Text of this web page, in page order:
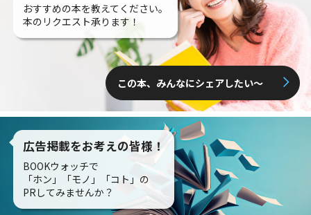
おすすめの本を教えてください。
本のリクエスト承ります！
この本、みんなにシェアしたい〜
広告掲載をお考えの皆様！
BOOKウォッチで
「ホン」「モノ」「コト」の
PRしてみませんか？